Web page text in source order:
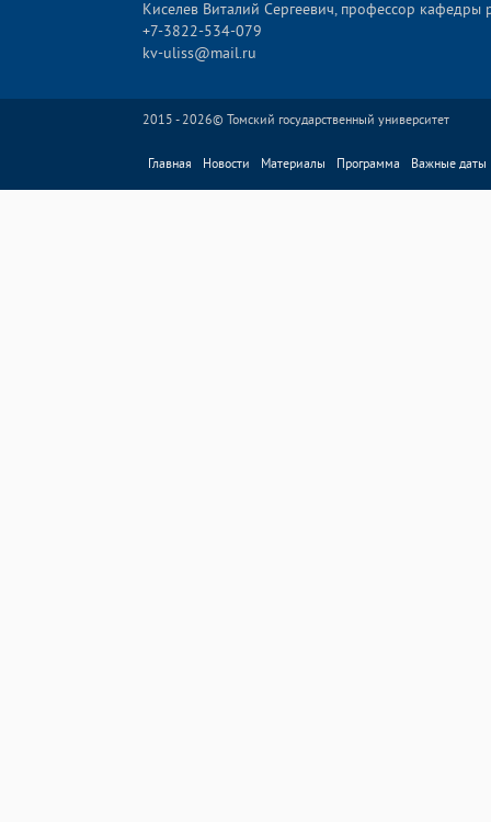
Киселев Виталий Сергеевич, профессор кафедры
+7-3822-534-079
kv-uliss@mail.ru
2015 - 2026© Томский государственный университет
Главная Новости Материалы Программа Важные даты